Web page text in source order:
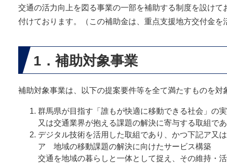
交通の活力向上を図る事業の一部を補助する制度を設け
付けております。​（この補助金は、重点支援地方交付金を
1．補助対象事業
補助対象事業は、以下の提案要件等を全て満たすものを対
群馬県が目指す「誰もが快適に移動できる社会」の
又は交通業界が抱える課題の解決に寄与する取組で
デジタル技術を活用した取組であり、かつ下記ア又
ア 地域の移動課題の解決に向けたサービス構築
交通を地域の暮らしと一体として捉え、その維持・